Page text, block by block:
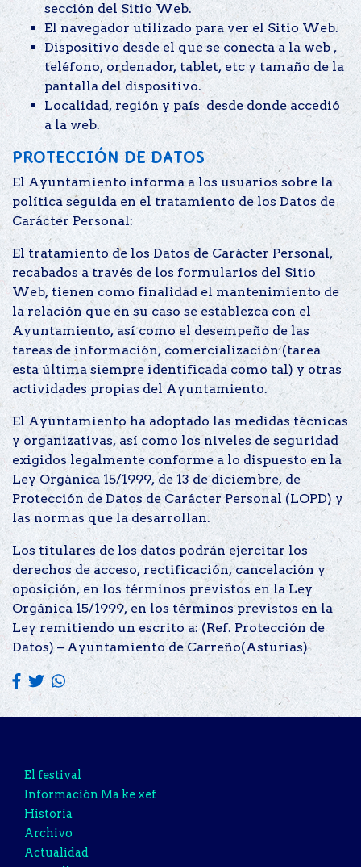
sección del Sitio Web.
El navegador utilizado para ver el Sitio Web.
Dispositivo desde el que se conecta a la web ,
teléfono, ordenador, tablet, etc y tamaño de la
pantalla del dispositivo.
Localidad, región y país desde donde accedió
a la web.
PROTECCIÓN DE DATOS
El Ayuntamiento informa a los usuarios sobre la
política seguida en el tratamiento de los Datos de
Carácter Personal:
El tratamiento de los Datos de Carácter Personal,
recabados a través de los formularios del Sitio
Web, tienen como finalidad el mantenimiento de
la relación que en su caso se establezca con el
Ayuntamiento, así como el desempeño de las
tareas de información, comercialización (tarea
esta última siempre identificada como tal) y otras
actividades propias del Ayuntamiento.
El Ayuntamiento ha adoptado las medidas técnicas
y organizativas, así como los niveles de seguridad
exigidos legalmente conforme a lo dispuesto en la
Ley Orgánica 15/1999, de 13 de diciembre, de
Protección de Datos de Carácter Personal (LOPD) y
las normas que la desarrollan.
Los titulares de los datos podrán ejercitar los
derechos de acceso, rectificación, cancelación y
oposición, en los términos previstos en la Ley
Orgánica 15/1999, en los términos previstos en la
Ley remitiendo un escrito a: (Ref. Protección de
Datos) – Ayuntamiento de Carreño(Asturias)
El festival
Información Ma ke xef
Historia
Archivo
Actualidad